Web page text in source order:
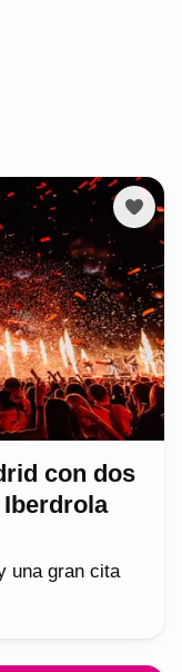
con dos
una gran cita